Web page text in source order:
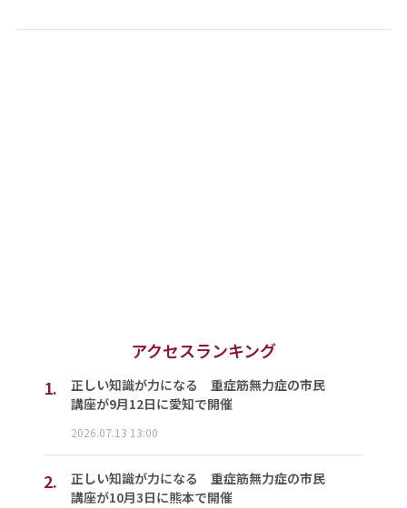
アクセスランキング
1.
正しい知識が力になる 重症筋無力症の市民
講座が9月12日に愛知で開催
2026.07.13 13:00
2.
正しい知識が力になる 重症筋無力症の市民
講座が10月3日に熊本で開催